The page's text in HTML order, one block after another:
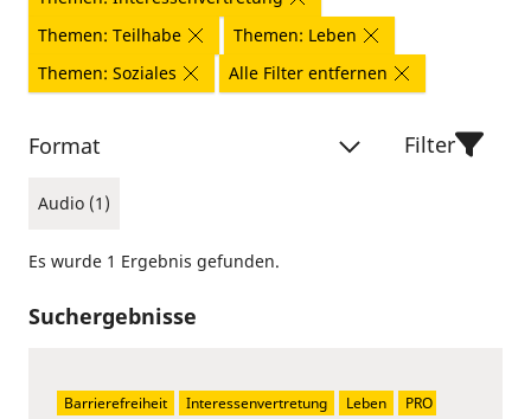
Themen: Teilhabe
Themen: Leben
Themen: Soziales
Alle Filter entfernen
Format
Audio (1)
Filter
Es wurde 1 Ergebnis gefunden.
Suchergebnisse
Barrierefreiheit Interessenvertretung Leben
PRO